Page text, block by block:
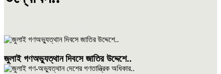
জুলাই গণঅভ্যুত্থান দিবসে জাতির উদ্দেশে..